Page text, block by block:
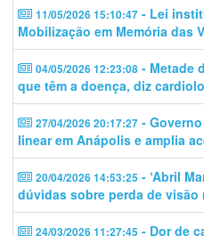
11/05/2026 15:10:47 - Lei
Mobilização em Memória das
04/05/2026 12:23:08 - Metade
que têm a doença, diz
27/04/2026 20:17:27 -
linear em Anápolis e amplia
20/04/2026 14:53:25 - ‘Abril
dúvidas sobre perda de visão
24/03/2026 11:27:45 - Dor de